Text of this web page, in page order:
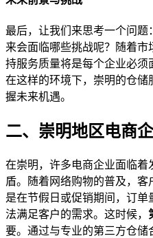
最后，让我们来思考一个问题
来会面临哪些挑战呢？随着
持服务质量将是每个企业必须
在这样的环境下，崇明的仓
握未来机遇。
二、崇明地区电商
在崇明，许多电商企业面临
盾。随着网络购物的普及，
是在节假日或促销期间，订
法满足客户的需求。这时候，
要。通过与专业的第三方仓